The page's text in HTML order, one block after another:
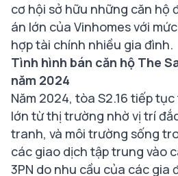
cơ hội sở hữu những căn hộ
án lớn của Vinhomes với
hợp tài chính nhiều gia đình.
Tình hình bán căn hộ The
năm 2024
Năm 2024, tòa S2.16 tiếp
lớn từ thị trường nhờ vị trí
tranh, và môi trường sống
các giao dịch tập trung vào
3PN do nhu cầu của các gia